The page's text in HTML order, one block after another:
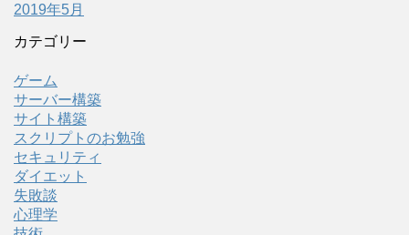
2019年5月
カテゴリー
ゲーム
サーバー構築
サイト構築
スクリプトのお勉強
セキュリティ
ダイエット
失敗談
心理学